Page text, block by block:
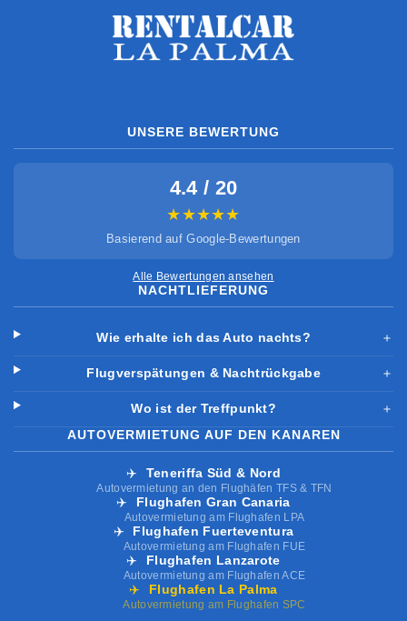
UNSERE BEWERTUNG
4.4 / 20
★★★★★
Basierend auf Google-Bewertungen
Alle Bewertungen ansehen
NACHTLIEFERUNG
Wie erhalte ich das Auto nachts? ＋
Flugverspätungen & Nachtrückgabe ＋
Wo ist der Treffpunkt?
＋
AUTOVERMIETUNG AUF DEN KANAREN
✈️ Teneriffa Süd & Nord
Autovermietung an den Flughäfen TFS & TFN
✈️ Flughafen Gran Canaria
Autovermietung am Flughafen LPA
✈️ Flughafen Fuerteventura
Autovermietung am Flughafen FUE
✈️ Flughafen Lanzarote
Autovermietung am Flughafen ACE
✈️ Flughafen La Palma
Autovermietung am Flughafen SPC